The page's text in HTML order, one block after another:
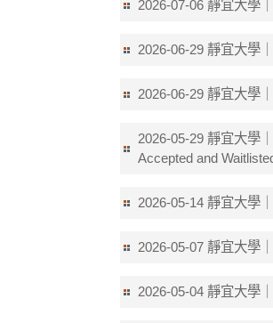
2026-07-06靜宜大學
2026-06-29靜宜大學
2026-06-29靜宜大學
2026-05-29靜宜大學
Accepted and
2026-05-14靜宜大學
2026-05-07靜宜大學
2026-05-04靜宜大學